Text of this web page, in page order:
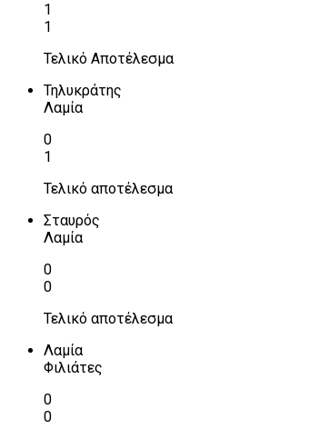
1
1
Τελικό Αποτέλεσμα
Τηλυκράτης
Λαμία
0
1
Τελικό αποτέλεσμα
Σταυρός
Λαμία
0
0
Τελικό αποτέλεσμα
Λαμία
Φιλιάτες
0
0